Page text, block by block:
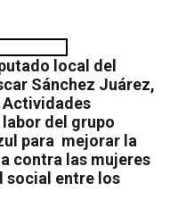
local del
Sánchez Juárez,
del grupo
para mejorar la
contra las mujeres
social entre los